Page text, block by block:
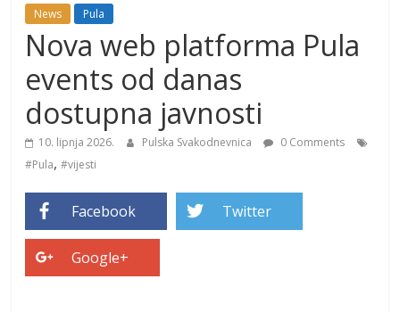
News Pula
Nova web platforma Pula
events od danas
dostupna javnosti
10. lipnja 2026. Pulska Svakodnevnica
0 Comments
#Pula,#vijesti
Facebook Twitter
Google+